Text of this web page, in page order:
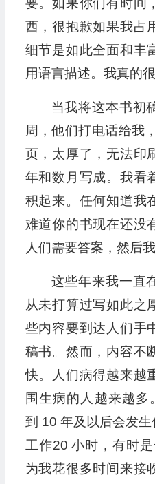
要。如果你们有时间
西，很抱歉如果我占
细节是如此全面和丰
用语言描述。我真的很
当我将这本书初
周，他们打电话给我
页，太厚了，无法印
年和数月写成。我看
积起来。任何知道我
难道你的书现在还没
人们需要答案，然后
这些年来我一直
从未打算过写如此之
些内容要到达人们手
稿书。然而，内容不
快。人们病得越来越
围生病的人越来越
到 10 年及以后会发
工作20 小时，有时
为我花很多时间来接